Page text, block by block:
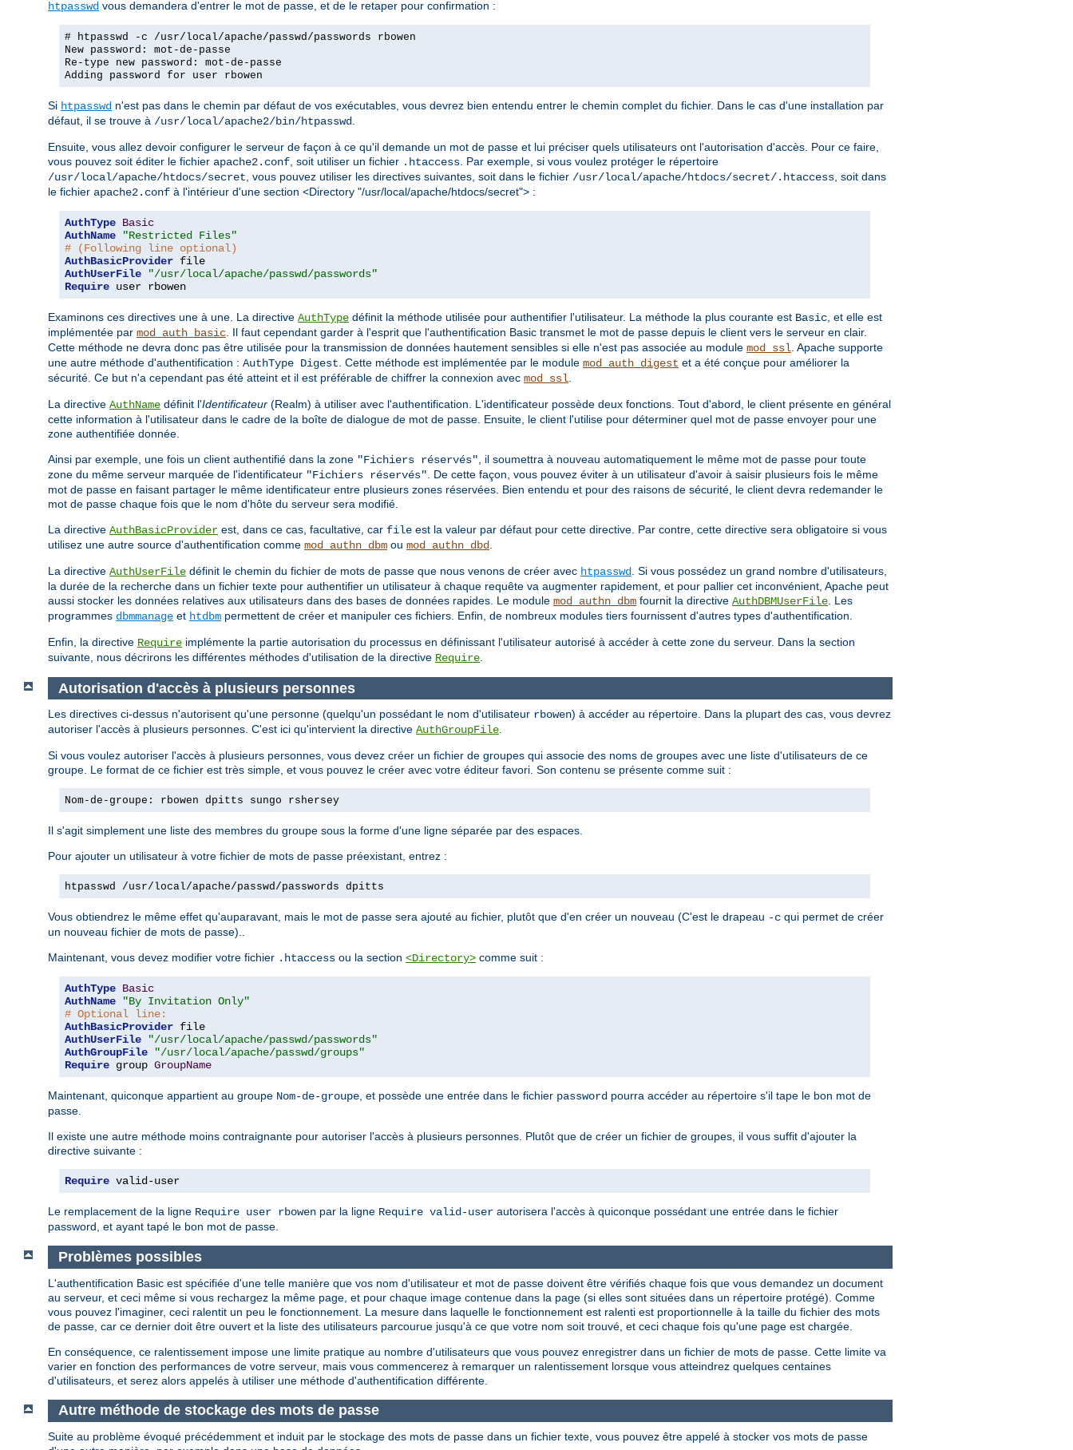
htpasswd vous demandera d'entrer le mot de passe, et de le retaper pour confirmation :
# htpasswd -c /usr/local/apache/passwd/passwords rbowen
New password: mot-de-passe
Re-type new password: mot-de-passe
Adding password for user rbowen
Si htpasswd n'est pas dans le chemin par défaut de vos exécutables, vous devrez bien entendu entrer le chemin complet du fichier. Dans le cas d'une installation par
défaut, il se trouve à /usr/local/apache2/bin/htpasswd
Ensuite, vous allez devoir configurer le serveur de façon à ce qu'il demande un mot de passe et lui préciser quels utilisateurs ont l'autorisation d'accès. Pour ce faire,
vous pouvez soit éditer le fichier apache2.conf , soit utiliser un fichier .htaccess . Par exemple, si vous voulez protéger le répertoire
/usr/local/apache/htdocs/secret , vous pouvez utiliser les directives suivantes, soit dans le fichier /usr/local/apache/htdocs/secret/.htaccess , soit dans
le fichier apache2.conf à l'intérieur d'une section <Directory "/usr/local/apache/htdocs/secret"> :
AuthType Basic
AuthName
"Restricted Files"
# (Following line optional)
AuthBasicProvider
AuthUserFile
"/usr/local/apache/passwd/passwords"
Require user rbowen
Examinons ces directives une à une. La directive AuthType définit la méthode utilisée pour authentifier l'utilisateur. La méthode la plus courante est Basic , et elle est
implémentée par mod_auth_basic . Il faut cependant garder à l'esprit que l'authentification Basic transmet le mot de passe depuis le client vers le serveur en clair.
Cette méthode ne devra donc pas être utilisée pour la transmission de données hautement sensibles si elle n'est pas associée au module mod_ssl . Apache supporte
une autre méthode d'authentification : AuthType Digest . Cette méthode est implémentée par le module mod_auth_digest et a été conçue pour améliorer la
sécurité. Ce but n'a cependant pas été atteint et il est préférable de chiffrer la connexion avec mod_ssl
La directive AuthName définit l'Identificateur (Realm) à utiliser avec l'authentification. L'identificateur possède deux fonctions. Tout d'abord, le client présente en général
cette information à l'utilisateur dans le cadre de la boîte de dialogue de mot de passe. Ensuite, le client l'utilise pour déterminer quel mot de passe envoyer pour une
zone authentifiée donnée.
Ainsi par exemple, une fois un client authentifié dans la zone "Fichiers réservés" , il soumettra à nouveau automatiquement le même mot de passe pour toute
zone du même serveur marquée de l'identificateur "Fichiers réservés" . De cette façon, vous pouvez éviter à un utilisateur d'avoir à saisir plusieurs fois le même
mot de passe en faisant partager le même identificateur entre plusieurs zones réservées. Bien entendu et pour des raisons de sécurité, le client devra redemander le
mot de passe chaque fois que le nom d'hôte du serveur sera modifié.
La directive AuthBasicProvider est, dans ce cas, facultative, car file est la valeur par défaut pour cette directive. Par contre, cette directive sera obligatoire si vous
utilisez une autre source d'authentification comme mod_authn_dbm ou mod_authn_dbd
La directive AuthUserFile définit le chemin du fichier de mots de passe que nous venons de créer avec htpasswd
. Si vous possédez un grand nombre d'utilisateurs,
la durée de la recherche dans un fichier texte pour authentifier un utilisateur à chaque requête va augmenter rapidement, et pour pallier cet inconvénient, Apache peut
aussi stocker les données relatives aux utilisateurs dans des bases de données rapides. Le module mod_authn_dbm fournit la directive AuthDBMUserFile . Les
programmes dbmmanage et htdbm permettent de créer et manipuler ces fichiers. Enfin, de nombreux modules tiers fournissent d'autres types d'authentification.
Enfin, la directive Require implémente la partie autorisation du processus en définissant l'utilisateur autorisé à accéder à cette zone du serveur. Dans la section
suivante, nous décrirons les différentes méthodes d'utilisation de la directive Require
Autorisation d'accès à plusieurs personnes
Les directives ci-dessus n'autorisent qu'une personne (quelqu'un possédant le nom d'utilisateur rbowen) à accéder au répertoire. Dans la plupart des cas, vous devrez
autoriser l'accès à plusieurs personnes. C'est ici qu'intervient la directive AuthGroupFile.
Si vous voulez autoriser l'accès à plusieurs personnes, vous devez créer un fichier de groupes qui associe des noms de groupes avec une liste d'utilisateurs de ce
groupe. Le format de ce fichier est très simple, et vous pouvez le créer avec votre éditeur favori. Son contenu se présente comme suit :
Nom-de-groupe: rbowen dpitts sungo rshersey
Il s'agit simplement une liste des membres du groupe sous la forme d'une ligne séparée par des espaces.
Pour ajouter un utilisateur à votre fichier de mots de passe préexistant, entrez :
htpasswd /usr/local/apache/passwd/passwords dpitts
Vous obtiendrez le même effet qu'auparavant, mais le mot de passe sera ajouté au fichier, plutôt que d'en créer un nouveau (C'est le drapeau -c qui permet de créer
un nouveau fichier de mots de passe)..
Maintenant, vous devez modifier votre fichier .htaccess ou la section <Directory> comme suit :
AuthType Basic
AuthName
"By Invitation Only"
# Optional line:
AuthBasicProvider
AuthUserFile
"/usr/local/apache/passwd/passwords"
AuthGroupFile
"/usr/local/apache/passwd/groups"
Require group GroupName
Maintenant, quiconque appartient au groupe Nom-de-groupe, et possède une entrée dans le fichier password pourra accéder au répertoire s'il tape le bon mot de
passe.
Il existe une autre méthode moins contraignante pour autoriser l'accès à plusieurs personnes. Plutôt que de créer un fichier de groupes, il vous suffit d'ajouter la
directive suivante :
Require valid-user
Le remplacement de la ligne Require user rbowen par la ligne Require valid-user autorisera l'accès à quiconque possédant une entrée dans le fichier
password, et ayant tapé le bon mot de passe.
Problèmes possibles
L'authentification Basic est spécifiée d'une telle manière que vos nom d'utilisateur et mot de passe doivent être vérifiés chaque fois que vous demandez un document
au serveur, et ceci même si vous rechargez la même page, et pour chaque image contenue dans la page (si elles sont situées dans un répertoire protégé). Comme
vous pouvez l'imaginer, ceci ralentit un peu le fonctionnement. La mesure dans laquelle le fonctionnement est ralenti est proportionnelle à la taille du fichier des mots
de passe, car ce dernier doit être ouvert et la liste des utilisateurs parcourue jusqu'à ce que votre nom soit trouvé, et ceci chaque fois qu'une page est chargée.
En conséquence, ce ralentissement impose une limite pratique au nombre d'utilisateurs que vous pouvez enregistrer dans un fichier de mots de passe. Cette limite va
varier en fonction des performances de votre serveur, mais vous commencerez à remarquer un ralentissement lorsque vous atteindrez quelques centaines
d'utilisateurs, et serez alors appelés à utiliser une méthode d'authentification différente.
Autre méthode de stockage des mots de passe
Suite au problème évoqué précédemment et induit par le stockage des mots de passe dans un fichier texte, vous pouvez être appelé à stocker vos mots de passe